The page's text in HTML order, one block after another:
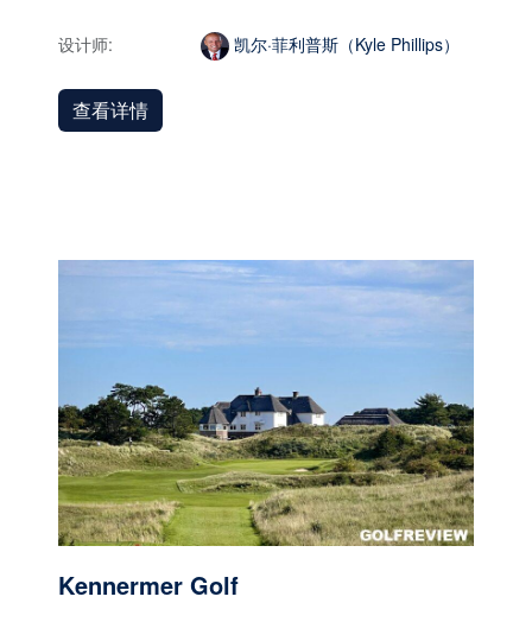
设计师: 凯尔·菲利普斯（Kyle Phillips）
查看详情
Kennermer Golf